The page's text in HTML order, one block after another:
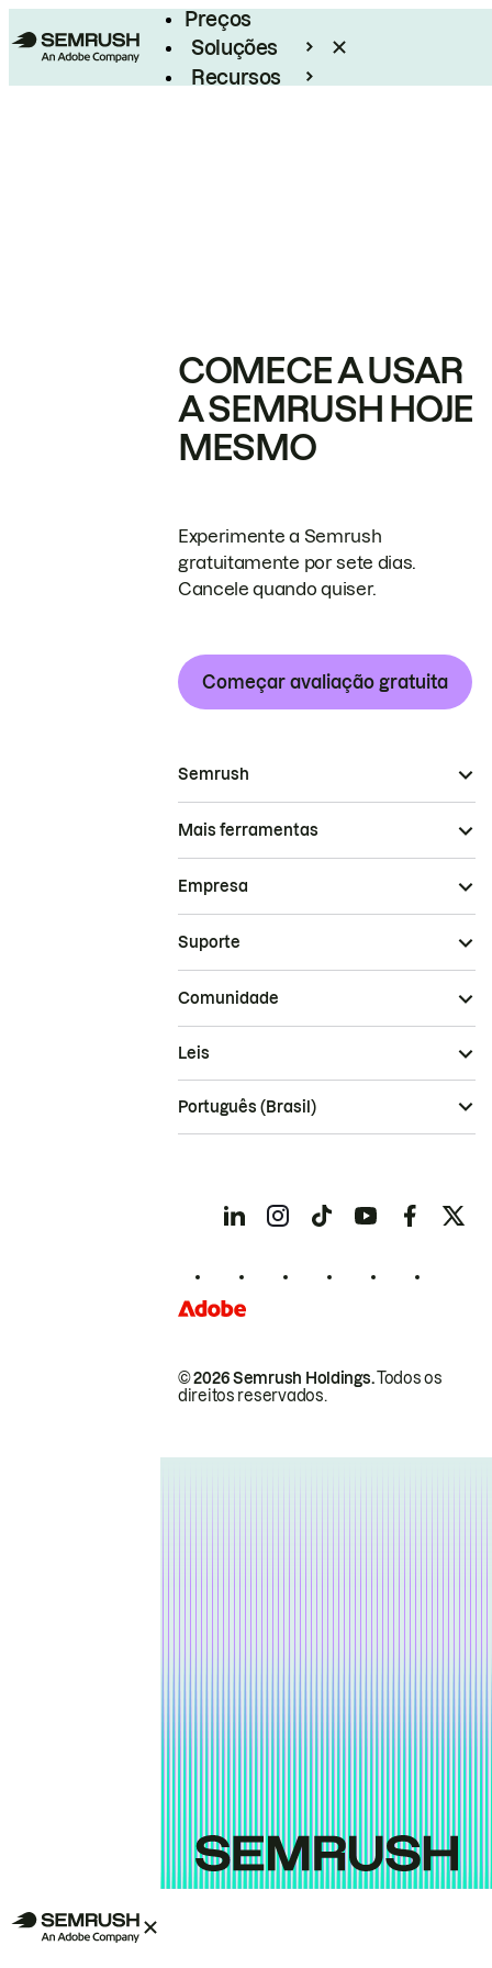
Preços
Soluções
Recursos
COMECE A USAR
A SEMRUSH HOJE
MESMO
Experimente a Semrush
gratuitamente por sete dias.
Cancele quando quiser.
Começar avaliação gratuita
Semrush
Mais ferramentas
Empresa
Suporte
Comunidade
© 2026 Semrush Holdings.Todos os
direitos reservados.
Leis
Português (Brasil)